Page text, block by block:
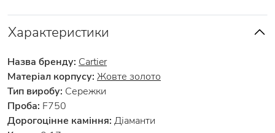
Характеристики
Назва бренду: Cartier
Матеріал корпусу: Жовте золото
Тип виробу: Сережки
Проба: F750
Дорогоцінне каміння: Діаманти